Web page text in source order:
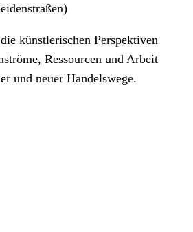
künstlerischen Perspektiven
Ressourcen und Arbeit
und neuer Handelswege.